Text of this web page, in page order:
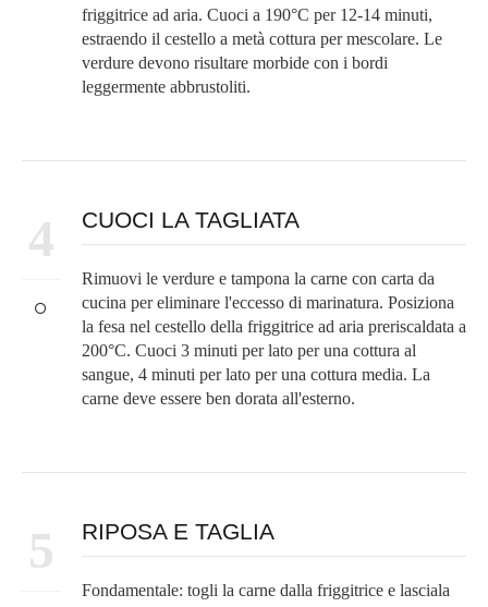
friggitrice ad aria. Cuoci a 190°C per 12-14 minuti,
estraendo il cestello a metà cottura per mescolare. Le
verdure devono risultare morbide con i bordi
leggermente abbrustoliti.
4 CUOCI LA TAGLIATA
Rimuovi le verdure e tampona la carne con carta da
cucina per eliminare l'eccesso di marinatura. Posiziona
la fesa nel cestello della friggitrice ad aria preriscaldata a
200°C. Cuoci 3 minuti per lato per una cottura al
sangue, 4 minuti per lato per una cottura media. La
carne deve essere ben dorata all'esterno.
5 RIPOSA E TAGLIA
Fondamentale: togli la carne dalla friggitrice e lasciala